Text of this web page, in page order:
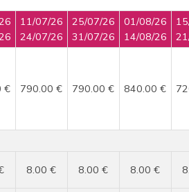
11/07/26
24/07/26
25/07/26
31/07/26
01/08/26
14/08/26
€ 790.00 € 790.00 € 840.00 €
8.00 € 8.00 € 8.00 €